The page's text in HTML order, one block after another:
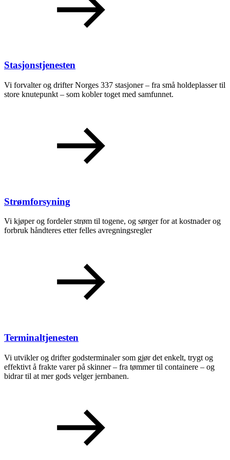
Stasjonstjenesten
Vi forvalter og drifter Norges 337 stasjoner – fra små holdeplasser til
store knutepunkt – som kobler toget med samfunnet.
Strømforsyning
Vi kjøper og fordeler strøm til togene, og sørger for at kostnader og
forbruk håndteres etter felles avregningsregler
Terminaltjenesten
Vi utvikler og drifter godsterminaler som gjør det enkelt, trygt og
effektivt å frakte varer på skinner – fra tømmer til containere – og
bidrar til at mer gods velger jernbanen.